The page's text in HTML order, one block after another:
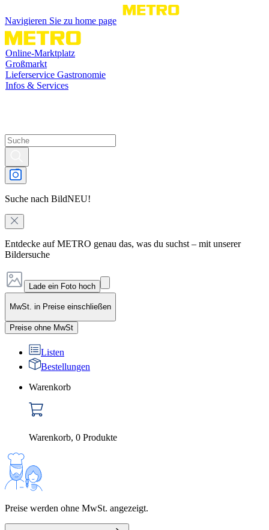
Navigieren Sie zu home page
Online-Marktplatz
Großmarkt
Lieferservice Gastronomie
Infos & Services
Suche nach BildNEU!
Entdecke auf METRO genau das, was du suchst – mit unserer
Bildersuche
Lade ein Foto hoch
MwSt. in Preise einschließen
Preise ohne MwSt
Listen
Bestellungen
Warenkorb
Warenkorb, 0 Produkte
Preise werden ohne MwSt. angezeigt.